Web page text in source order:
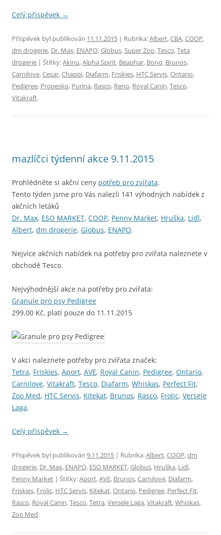
Celý příspěvek →
Příspěvek byl publikován 11.11.2015 | Rubrika:Albert,CBA,COOP,
dm drogerie, Dr. Max, ENAPO,Globus,Super Zoo,Tesco,Teta
drogerie | Štítky:Akinu,Alpha Spirit, Beaphar, Bono, Brunos,
Carnilove,Cesar,Chappi, Diafarm, Friskies, HTC Servis,Ontario,
Pedigree, Propesko, Purina, Rasco, Reno, Royal Canin,Tesco,
Vitakraft.
mazlíčci týdenní akce 9.11.2015
Prohlédněte si akční ceny potřeb pro zvířata.
Tento týden jsme pro Vás nalezli 141 výhodných nabídek z
akčních letáků
Dr. Max, ESO MARKET, COOP, Penny Market, Hruška, Lidl,
Albert, dm drogerie, Globus, ENAPO.
Nejvíce akčních nabídek na potřeby pro zvířata naleznete v
obchodě Tesco.
Nejvýhodnější akce na potřeby pro zvířata:
Granule pro psy Pedigree
299,00 Kč, platí pouze do 11.11.2015
V akci naleznete potřeby pro zvířata značek:
Tetra, Friskies, Aport, AVE, Royal Canin, Pedigree, Ontario,
Carnilove, Vitakraft, Tesco, Diafarm, Whiskas, Perfect Fit,
Zoo Med, HTC Servis, Kitekat, Brunos, Rasco, Frolic, Versele
Laga.
Celý příspěvek →
Příspěvek byl publikován 9.11.2015 | Rubrika:Albert,COOP,dm
drogerie, Dr. Max, ENAPO, ESO MARKET,Globus, Hruška, Lidl,
Penny Market | Štítky:Aport,AVE, Brunos,Carnilove, Diafarm,
Friskies, Frolic, HTC Servis, Kitekat,Ontario, Pedigree, Perfect Fit,
Rasco, Royal Canin,Tesco,Tetra,Versele Laga,Vitakraft,Whiskas,
Zoo Med.